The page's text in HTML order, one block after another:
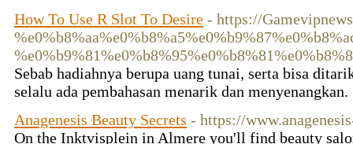
How To Use R Slot To Desire - https://
Sebab hadiahnya berupa uang tunai, serta bisa
selalu ada pembahasan menarik dan
Anagenesis Beauty Secrets - https://
On the Inktvisplein in Almere you'll find beauty